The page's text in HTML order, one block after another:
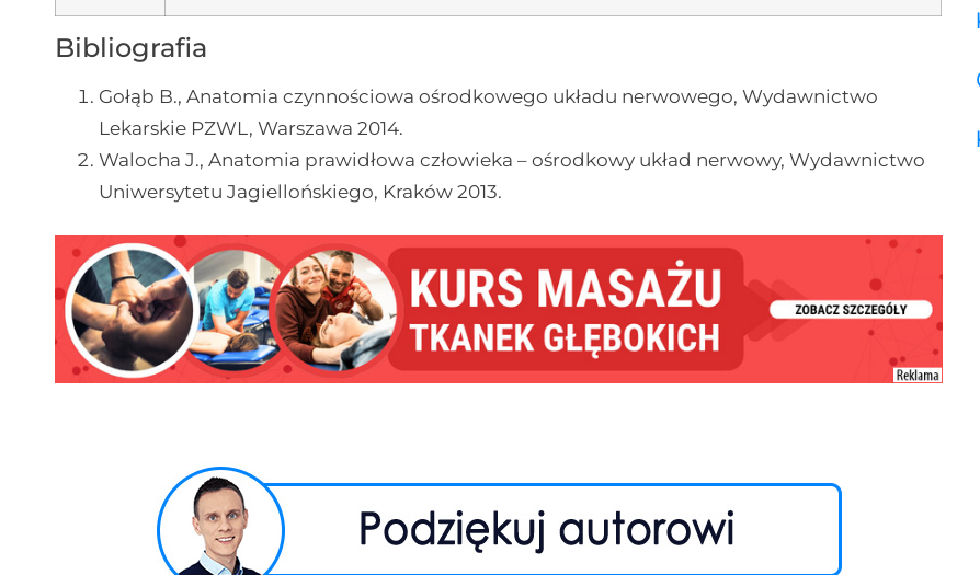
Bibliografia
Gołąb B., Anatomia czynnościowa ośrodkowego układu nerwowego, Wydawnictwo
Lekarskie PZWL, Warszawa 2014.
Walocha J., Anatomia prawidłowa człowieka – ośrodkowy układ nerwowy, Wydawnictwo
Uniwersytetu Jagiellońskiego, Kraków 2013.